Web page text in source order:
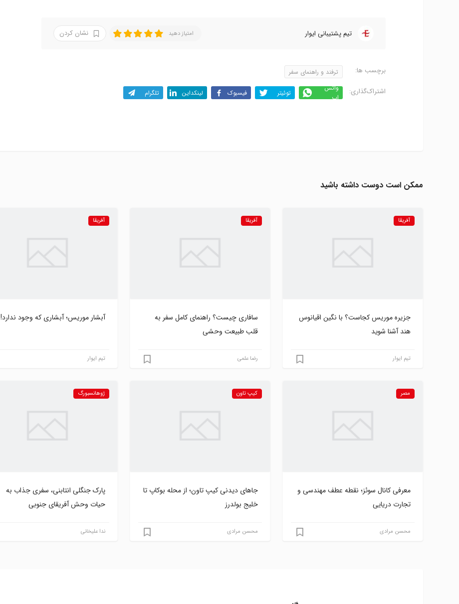
تیم پشتیبانی ایوار امتیاز دهید نشان کردن
برچسب ها: ترفند و راهنمای سفر
اشتراک‌گذاری:
واتس
اپ
توئیتر فیسبوک لینکداین تلگرام
ممکن است دوست داشته باشید
آفریقا
جزیره موریس کجاست؟ با نگین اقیانوس
هند آشنا شوید
تیم ایوار
آفریقا
سافاری چیست؟ راهنمای کامل سفر به
قلب طبیعت وحشی
رضا علمی
آفریقا
آبشار موریس؛ آبشاری که وجود ندارد!
تیم ایوار
مصر
معرفی کانال سوئز؛ نقطه عطف مهندسی و
تجارت دریایی
محسن مرادی
کیپ تاون
جاهای دیدنی کیپ تاون؛ از محله بوکاپ تا
خلیج بولدرز
محسن مرادی
ژوهانسبورگ
پارک جنگلی انتابنی، سفری جذاب به
حیات وحش آفریقای جنوبی
ندا علیخانی